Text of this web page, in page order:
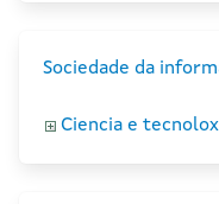
Sociedade da
Ciencia e